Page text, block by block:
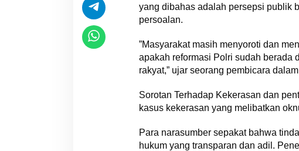
yang dibahas adalah persepsi publik
persoalan.
​”Masyarakat masih menyoroti dan
apakah reformasi Polri sudah berada
rakyat,” ujar seorang pembicara
​Sorotan Terhadap Kekerasan dan
kasus kekerasan yang melibatkan
Para narasumber sepakat bahwa
hukum yang transparan dan adil.